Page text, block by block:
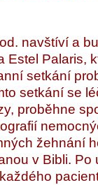
navštíví a
Estel Palaris,
setkání
setkání se
proběhne
žehnání
v Bibli.